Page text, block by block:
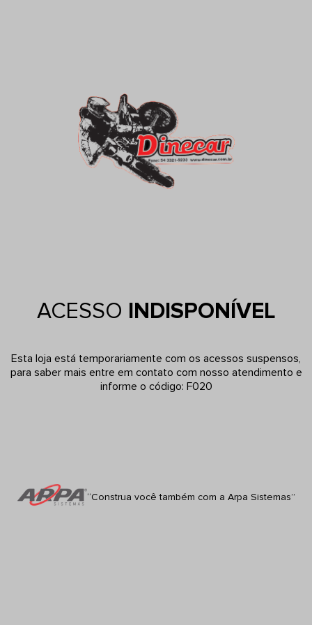
ACESSO INDISPONÍVEL
Esta loja está temporariamente com os acessos suspensos,
para saber mais entre em contato com nosso atendimento e
informe o código: F020
“Construa você também com a Arpa Sistemas”